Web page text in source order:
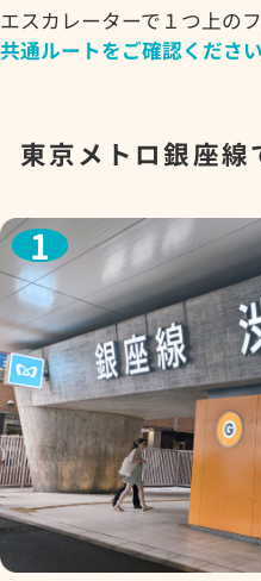
エスカレーターで１つ上の
共通ルートをご確認ください
東京メトロ銀座線